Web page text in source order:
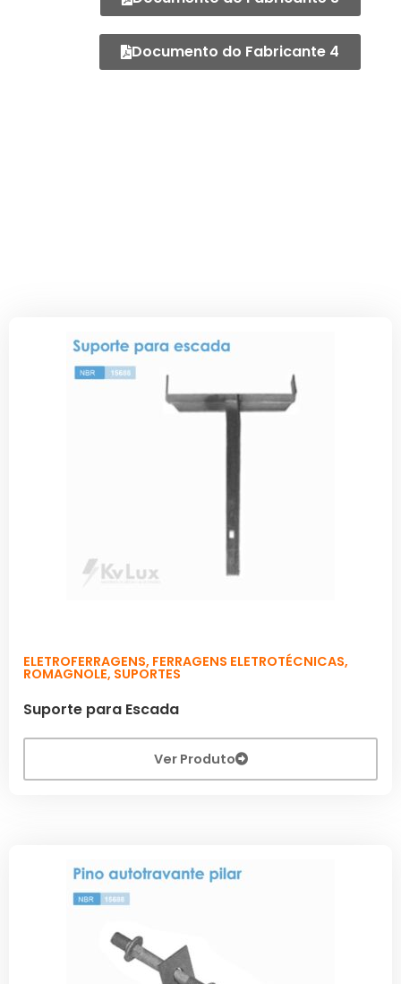
Documento do Fabricante 4
ELETROFERRAGENS, FERRAGENS ELETROTÉCNICAS,
ROMAGNOLE, SUPORTES
Suporte para Escada
Ver Produto